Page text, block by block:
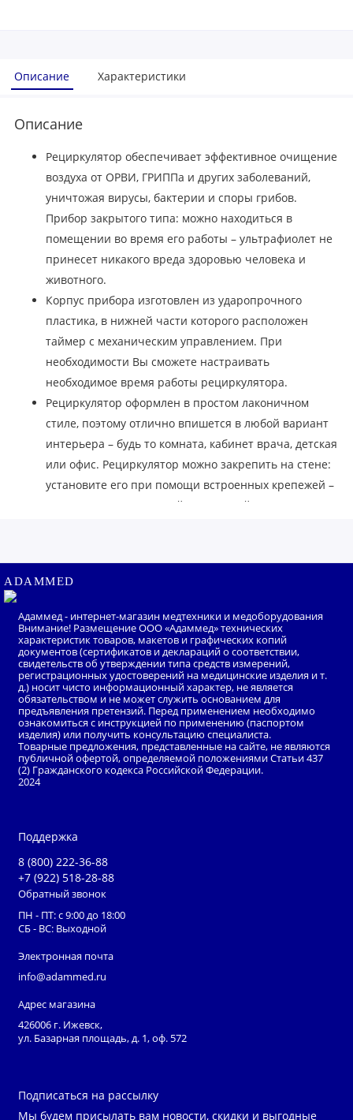
Описание Характеристики
Описание
Рециркулятор обеспечивает эффективное очищение
воздуха от ОРВИ, ГРИППа и других заболеваний,
уничтожая вирусы, бактерии и споры грибов.
Прибор закрытого типа: можно находиться в
помещении во время его работы – ультрафиолет не
принесет никакого вреда здоровью человека и
животного.
Корпус прибора изготовлен из ударопрочного
пластика, в нижней части которого расположен
таймер с механическим управлением. При
необходимости Вы сможете настраивать
необходимое время работы рециркулятора.
Рециркулятор оформлен в простом лаконичном
стиле, поэтому отлично впишется в любой вариант
интерьера – будь то комната, кабинет врача, детская
или офис. Рециркулятор можно закрепить на стене:
установите его при помощи встроенных крепежей –
и Вы получите полезный и стильный элемент
оснащенная колесиками. Не входит в комплект,
приобретается отдельно.
медицинским прибором и имеет регистрационное
удостоверение. В результате ряда научных
исследований НИИ Дезинфектологии
Роспотребнадзора была доказана эффективность
рециркуляторов Армед против бактериальных и
вирусных инфекций. Устройства показали себя как
надежный способ обеззараживания воздуха
различных помещений в профилактических целях, а
2-130 П - 2-ламповый рециркулятор закрытого типа
оборудована механическим таймером для установки
необходимого времени работы. Это устройство
оптимально подойдет для использования в офисных
помещениях.
ADAMMED
Адаммед - интернет-магазин медтехники и медоборудования
Внимание! Размещение ООО «Адаммед» технических
характеристик товаров, макетов и графических копий
документов (сертификатов и деклараций о соответствии,
свидетельств об утверждении типа средств измерений,
регистрационных удостоверений на медицинские изделия и т.
д.) носит чисто информационный характер, не является
обязательством и не может служить основанием для
предъявления претензий. Перед применением необходимо
ознакомиться с инструкцией по применению (паспортом
изделия) или получить консультацию специалиста.
Товарные предложения, представленные на сайте, не являются
публичной офертой, определяемой положениями Статьи 437
(2) Гражданского кодекса Российской Федерации.
2024
Поддержка
8 (800) 222-36-88
+7 (922) 518-28-88
Обратный звонок
ПН - ПТ: с 9:00 до 18:00
СБ - ВС: Выходной
Электронная почта
info@adammed.ru
Адрес магазина
426006 г. Ижевск,
ул. Базарная площадь, д. 1, оф. 572
Подписаться на рассылку
Мы будем присылать вам новости, скидки и выгодные